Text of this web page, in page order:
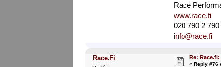
Race
www.race.fi
020 790 2 790
info@race.fi
Race.Fi Re:
« Reply #76